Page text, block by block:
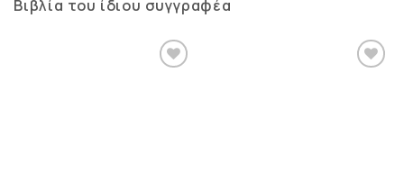
Βιβλία του ίδιου συγγραφέα